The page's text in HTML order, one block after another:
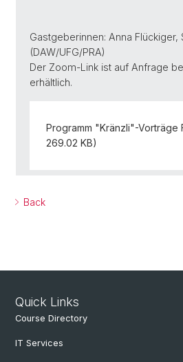
Gastgeberinnen: Anna Flückiger,
(DAW/UFG/PRA)
Der Zoom-Link ist auf Anfrage
erhältlich.
Programm "Kränzli"-Vorträge
269.02 KB)
Back
Quick Links
Course Directory
IT Services